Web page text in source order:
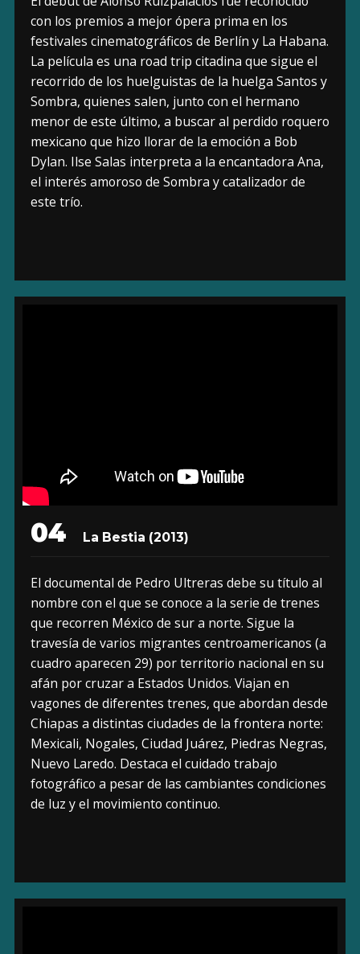
con los premios a mejor ópera prima en los
festivales cinematográficos de Berlín y La Habana.
La película es una road trip citadina que sigue el
recorrido de los huelguistas de la huelga Santos y
Sombra, quienes salen, junto con el hermano
menor de este último, a buscar al perdido roquero
mexicano que hizo llorar de la emoción a Bob
Dylan. Ilse Salas interpreta a la encantadora Ana,
el interés amoroso de Sombra y catalizador de
este trío.
04 La Bestia (2013)
El documental de Pedro Ultreras debe su título al
nombre con el que se conoce a la serie de trenes
que recorren México de sur a norte. Sigue la
travesía de varios migrantes centroamericanos (a
cuadro aparecen 29) por territorio nacional en su
afán por cruzar a Estados Unidos. Viajan en
vagones de diferentes trenes, que abordan desde
Chiapas a distintas ciudades de la frontera norte:
Mexicali, Nogales, Ciudad Juárez, Piedras Negras,
Nuevo Laredo. Destaca el cuidado trabajo
fotográfico a pesar de las cambiantes condiciones
de luz y el movimiento continuo.